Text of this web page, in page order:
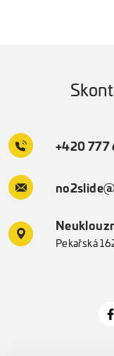
+420 777
Pekařská